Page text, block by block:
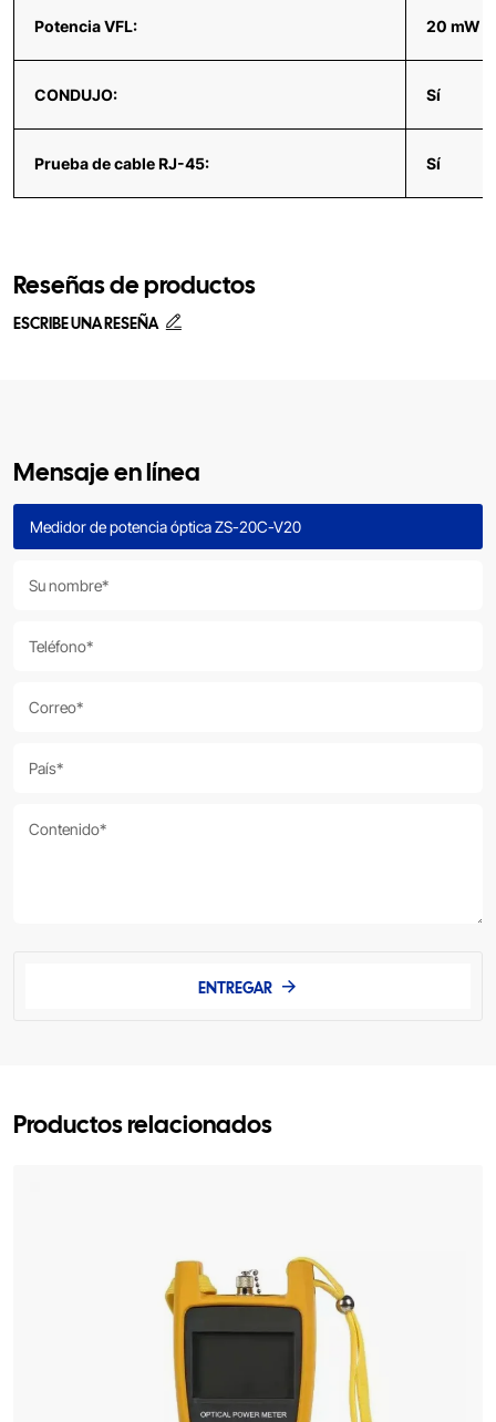
Potencia VFL: 20 mW
CONDUJO: Sí
Prueba de cable RJ-45: Sí
Reseñas de productos
ESCRIBE UNA RESEÑA
Mensaje en línea
ENTREGAR
Productos relacionados